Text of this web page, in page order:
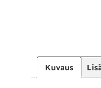
Kuvaus